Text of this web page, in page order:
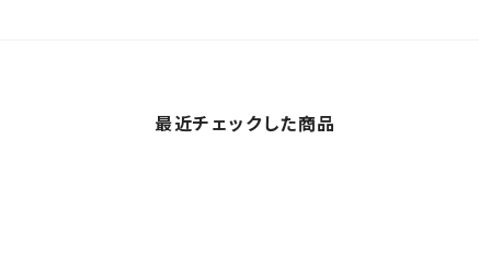
最近チェックした商品